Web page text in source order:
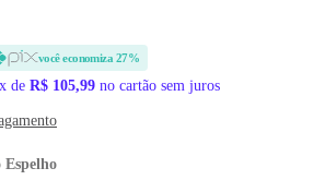
você economiza 27%
de R$ 105,99 no cartão sem juros